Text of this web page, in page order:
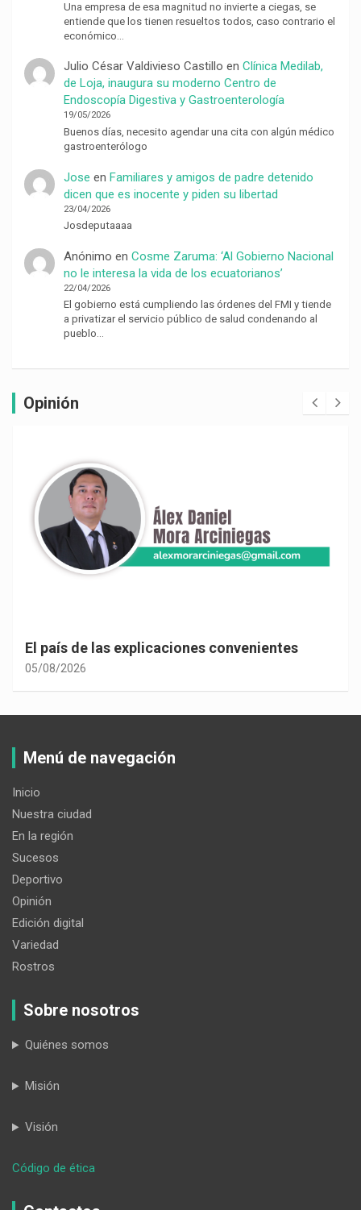
Una empresa de esa magnitud no invierte a ciegas, se
entiende que los tienen resueltos todos, caso contrario el
económico…
Julio César Valdivieso Castillo en Clínica Medilab,
de Loja, inaugura su moderno Centro de
Endoscopía Digestiva y Gastroenterología
19/05/2026
Buenos días, necesito agendar una cita con algún médico
gastroenterólogo
Jose en Familiares y amigos de padre detenido
dicen que es inocente y piden su libertad
23/04/2026
Josdeputaaaa
Anónimo en Cosme Zaruma: ‘Al Gobierno Nacional
no le interesa la vida de los ecuatorianos’
22/04/2026
El gobierno está cumpliendo las órdenes del FMI y tiende
a privatizar el servicio público de salud condenando al
pueblo…
Opinión
El país de las explicaciones convenientes
05/08/2026
Menú de navegación
Inicio
Nuestra ciudad
En la región
Sucesos
Deportivo
Opinión
Edición digital
Variedad
Rostros
Sobre nosotros
Quiénes somos
Misión
Visión
Código de ética